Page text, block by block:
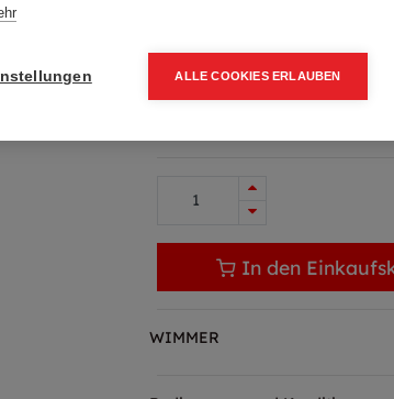
118,46€ 157,94€
142,15 € inkl. Mwst
In den
WIMMER
ALLE COOKIES ERLAUBEN